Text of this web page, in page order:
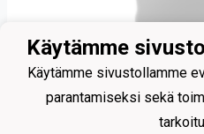
Käytämme
Käytämme sivustollamme
parantamiseksi sekä